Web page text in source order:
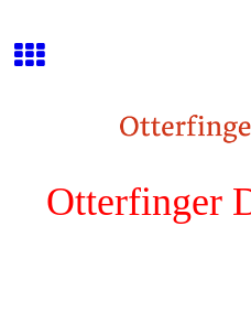
Otterfinger